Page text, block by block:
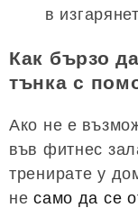
в
Как бързо
тънка с
Ако не е
във фитнес
тренирате у
несамо да се